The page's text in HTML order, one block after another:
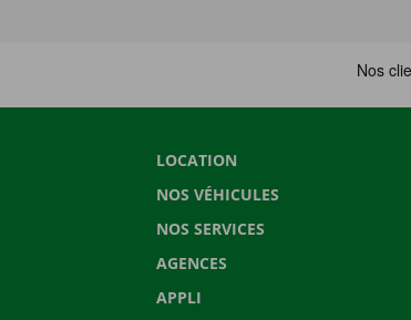
LOCATION
NOS VÉHICULES
NOS SERVICES
AGENCES
APPLI